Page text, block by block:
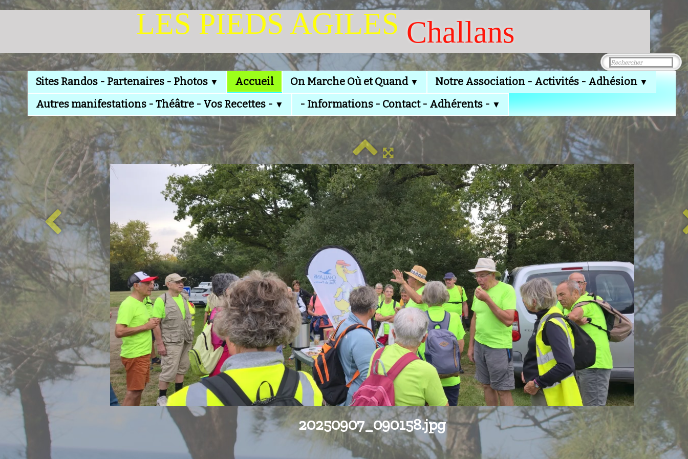
LES PIEDS AGILES Challans
Sites Randos - Partenaires - Photos ▼ Accueil On Marche Où et Quand ▼ Notre Association - Activités - Adhésion ▼
Autres manifestations - Théâtre - Vos Recettes - ▼ - Informations - Contact - Adhérents - ▼
20250907_090158.jpg